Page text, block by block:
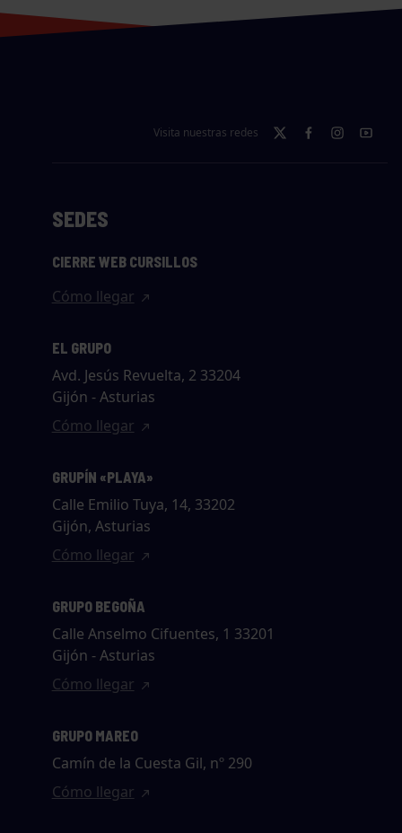
Visita nuestras redes
SEDES
CIERRE WEB CURSILLOS
Cómo llegar
EL GRUPO
Avd. Jesús Revuelta, 2 33204
Gijón - Asturias
Cómo llegar
GRUPÍN «PLAYA»
Calle Emilio Tuya, 14, 33202
Gijón, Asturias
Cómo llegar
GRUPO BEGOÑA
Calle Anselmo Cifuentes, 1 33201
Gijón - Asturias
Cómo llegar
GRUPO MAREO
Camín de la Cuesta Gil, nº 290
Cómo llegar